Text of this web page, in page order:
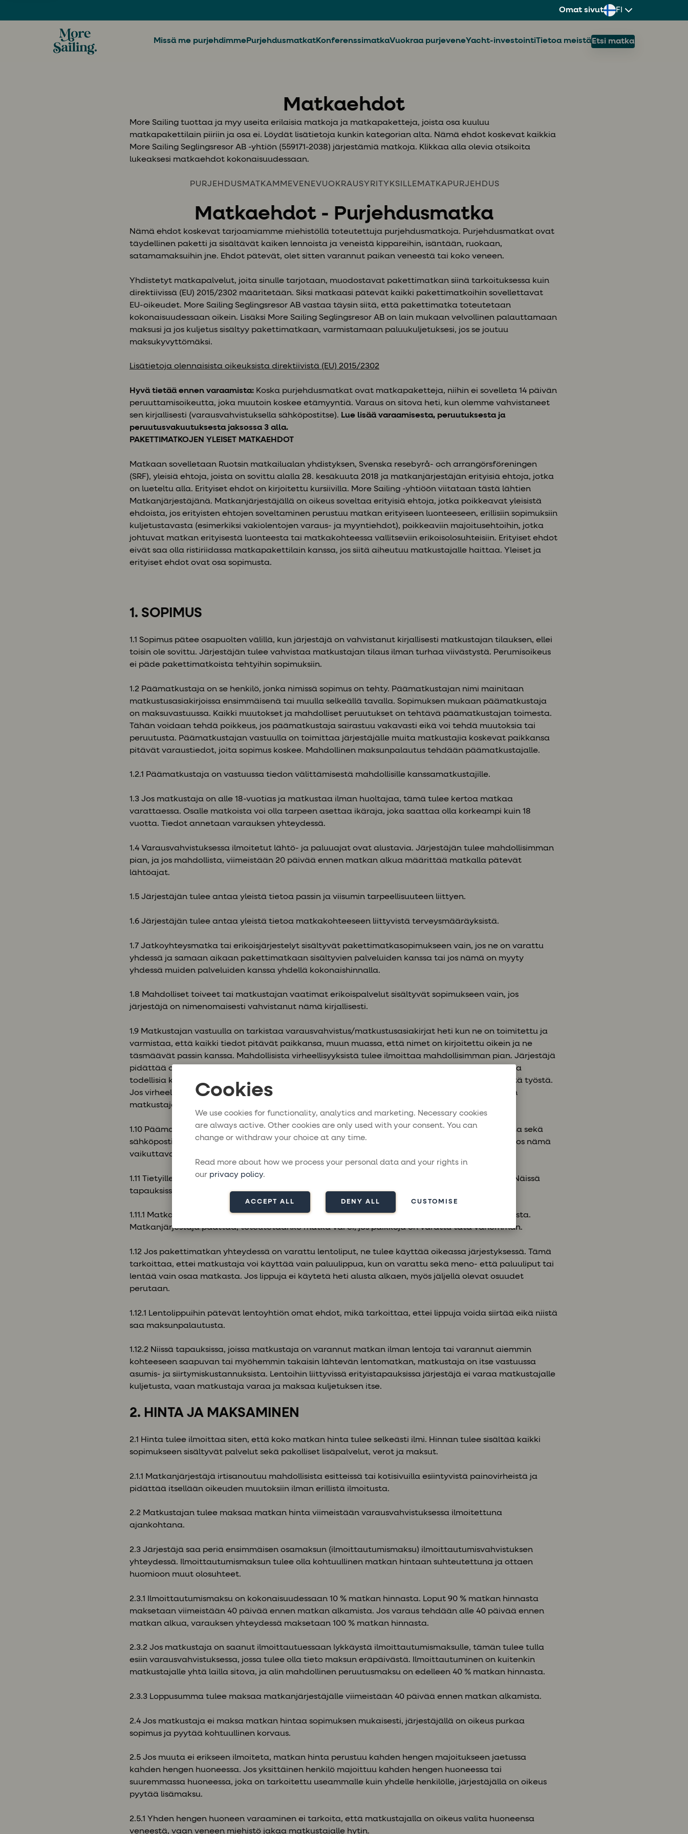
Cookies
We use cookies for functionality, analytics and marketing. Necessary cookies
are always active. Other cookies are only used with your consent. You can
change or withdraw your choice at any time.
Read more about how we process your personal data and your rights in
our privacy policy.
ACCEPT ALL DENY ALL CUSTOMISE
Omat sivut FI
Missä me purjehdimmePurjehdusmatkatKonferenssimatkaVuokraa purjeveneYacht-investointiTietoa meistä Etsi matka
Matkaehdot
More Sailing tuottaa ja myy useita erilaisia matkoja ja matkapaketteja, joista osa kuuluu
matkapakettilain piiriin ja osa ei. Löydät lisätietoja kunkin kategorian alta. Nämä ehdot koskevat kaikkia
More Sailing Seglingsresor AB -yhtiön (559171-2038) järjestämiä matkoja. Klikkaa alla olevia otsikoita
lukeaksesi matkaehdot kokonaisuudessaan.
PURJEHDUSMATKAMMEVENEVUOKRAUSYRITYKSILLEMATKAPURJEHDUS
Matkaehdot - Purjehdusmatka
Nämä ehdot koskevat tarjoamiamme miehistöllä toteutettuja purjehdusmatkoja. Purjehdusmatkat ovat
täydellinen paketti ja sisältävät kaiken lennoista ja veneistä kippareihin, isäntään, ruokaan,
satamamaksuihin jne. Ehdot pätevät, olet sitten varannut paikan veneestä tai koko veneen.
Yhdistetyt matkapalvelut, joita sinulle tarjotaan, muodostavat pakettimatkan siinä tarkoituksessa kuin
direktiivissä (EU) 2015/2302 määritetään. Siksi matkaasi pätevät kaikki pakettimatkoihin sovellettavat
EU-oikeudet. More Sailing Seglingsresor AB vastaa täysin siitä, että pakettimatka toteutetaan
kokonaisuudessaan oikein. Lisäksi More Sailing Seglingsresor AB on lain mukaan velvollinen palauttamaan
maksusi ja jos kuljetus sisältyy pakettimatkaan, varmistamaan paluukuljetuksesi, jos se joutuu
maksukyvyttömäksi.
Lisätietoja olennaisista oikeuksista direktiivistä (EU) 2015/2302
Hyvä tietää ennen varaamista: Koska purjehdusmatkat ovat matkapaketteja, niihin ei sovelleta 14 päivän
peruuttamisoikeutta, joka muutoin koskee etämyyntiä. Varaus on sitova heti, kun olemme vahvistaneet
sen kirjallisesti (varausvahvistuksella sähköpostitse). Lue lisää varaamisesta, peruutuksesta ja
peruutusvakuutuksesta jaksossa 3 alla.
PAKETTIMATKOJEN YLEISET MATKAEHDOT
Matkaan sovelletaan Ruotsin matkailualan yhdistyksen, Svenska resebyrå- och arrangörsföreningen
(SRF), yleisiä ehtoja, joista on sovittu alalla 28. kesäkuuta 2018 ja matkanjärjestäjän erityisiä ehtoja, jotka
on lueteltu alla. Erityiset ehdot on kirjoitettu kursiivilla. More Sailing -yhtiöön viitataan tästä lähtien
Matkanjärjestäjänä. Matkanjärjestäjällä on oikeus soveltaa erityisiä ehtoja, jotka poikkeavat yleisistä
ehdoista, jos erityisten ehtojen soveltaminen perustuu matkan erityiseen luonteeseen, erillisiin sopimuksiin
kuljetustavasta (esimerkiksi vakiolentojen varaus- ja myyntiehdot), poikkeaviin majoitusehtoihin, jotka
johtuvat matkan erityisestä luonteesta tai matkakohteessa vallitseviin erikoisolosuhteisiin. Erityiset ehdot
eivät saa olla ristiriidassa matkapakettilain kanssa, jos siitä aiheutuu matkustajalle haittaa. Yleiset ja
erityiset ehdot ovat osa sopimusta.
1. SOPIMUS
1.1 Sopimus pätee osapuolten välillä, kun järjestäjä on vahvistanut kirjallisesti matkustajan tilauksen, ellei
toisin ole sovittu. Järjestäjän tulee vahvistaa matkustajan tilaus ilman turhaa viivästystä. Perumisoikeus
ei päde pakettimatkoista tehtyihin sopimuksiin.
1.2 Päämatkustaja on se henkilö, jonka nimissä sopimus on tehty. Päämatkustajan nimi mainitaan
matkustusasiakirjoissa ensimmäisenä tai muulla selkeällä tavalla. Sopimuksen mukaan päämatkustaja
on maksuvastuussa. Kaikki muutokset ja mahdolliset peruutukset on tehtävä päämatkustajan toimesta.
Tähän voidaan tehdä poikkeus, jos päämatkustaja sairastuu vakavasti eikä voi tehdä muutoksia tai
peruutusta. Päämatkustajan vastuulla on toimittaa järjestäjälle muita matkustajia koskevat paikkansa
pitävät varaustiedot, joita sopimus koskee. Mahdollinen maksunpalautus tehdään päämatkustajalle.
1.2.1 Päämatkustaja on vastuussa tiedon välittämisestä mahdollisille kanssamatkustajille.
1.3 Jos matkustaja on alle 18-vuotias ja matkustaa ilman huoltajaa, tämä tulee kertoa matkaa
varattaessa. Osalle matkoista voi olla tarpeen asettaa ikäraja, joka saattaa olla korkeampi kuin 18
vuotta. Tiedot annetaan varauksen yhteydessä.
1.4 Varausvahvistuksessa ilmoitetut lähtö- ja paluuajat ovat alustavia. Järjestäjän tulee mahdollisimman
pian, ja jos mahdollista, viimeistään 20 päivää ennen matkan alkua määrittää matkalla pätevät
lähtöajat.
1.5 Järjestäjän tulee antaa yleistä tietoa passin ja viisumin tarpeellisuuteen liittyen.
1.6 Järjestäjän tulee antaa yleistä tietoa matkakohteeseen liittyvistä terveysmääräyksistä.
1.7 Jatkoyhteysmatka tai erikoisjärjestelyt sisältyvät pakettimatkasopimukseen vain, jos ne on varattu
yhdessä ja samaan aikaan pakettimatkaan sisältyvien palveluiden kanssa tai jos nämä on myyty
yhdessä muiden palveluiden kanssa yhdellä kokonaishinnalla.
1.8 Mahdolliset toiveet tai matkustajan vaatimat erikoispalvelut sisältyvät sopimukseen vain, jos
järjestäjä on nimenomaisesti vahvistanut nämä kirjallisesti.
1.9 Matkustajan vastuulla on tarkistaa varausvahvistus/matkustusasiakirjat heti kun ne on toimitettu ja
varmistaa, että kaikki tiedot pitävät paikkansa, muun muassa, että nimet on kirjoitettu oikein ja ne
täsmäävät passin kanssa. Mahdollisista virheellisyyksistä tulee ilmoittaa mahdollisimman pian. Järjestäjä
pidättää oikeuden veloittaa maksun, joka vastaa virheellisten tietojen korjaamisesta aiheutuvia
todellisia kustannuksia, sekä kohtuullisen korvauksen korjaamisesta aiheutuvasta ylimääräisestä työstä.
Jos virheellisyys johtuu järjestäjästä tai tämän nimeämästä henkilöstä, asia tulee oikaista ilman
matkustajalle aiheutuvia lisäkustannuksia.
1.10 Päämatkustajan tulee ilmoittaa järjestäjälle välittömästi mahdollisista osoitteenmuutoksista sekä
sähköpostiosoitteen ja puhelinnumeron muutoksista, kuten myös muiden tietojen muutoksista, jos nämä
vaikuttavat järjestäjän mahdollisuuksiin saada yhteys matkustajaan.
1.11 Tietyille matkoille vaaditaan vähimmäismäärä osallistujia, jotta matka voidaan toteuttaa. Näissä
tapauksissa asia kerrotaan matkustajalle selkeästi viimeistään varauksen yhteydessä.
1.11.1 Matkan toteutuminen edellyttää vähimmäisosallistujamäärää, joka on 60 % aluksen paikoista.
Matkanjärjestäjä päättää, toteutetaanko matka vai ei, jos paikkoja on varattu tätä vähemmän.
1.12 Jos pakettimatkan yhteydessä on varattu lentoliput, ne tulee käyttää oikeassa järjestyksessä. Tämä
tarkoittaa, ettei matkustaja voi käyttää vain paluulippua, kun on varattu sekä meno- että paluuliput tai
lentää vain osaa matkasta. Jos lippuja ei käytetä heti alusta alkaen, myös jäljellä olevat osuudet
perutaan.
1.12.1 Lentolippuihin pätevät lentoyhtiön omat ehdot, mikä tarkoittaa, ettei lippuja voida siirtää eikä niistä
saa maksunpalautusta.
1.12.2 Niissä tapauksissa, joissa matkustaja on varannut matkan ilman lentoja tai varannut aiemmin
kohteeseen saapuvan tai myöhemmin takaisin lähtevän lentomatkan, matkustaja on itse vastuussa
asumis- ja siirtymiskustannuksista. Lentoihin liittyvissä erityistapauksissa järjestäjä ei varaa matkustajalle
kuljetusta, vaan matkustaja varaa ja maksaa kuljetuksen itse.
2. HINTA JA MAKSAMINEN
2.1 Hinta tulee ilmoittaa siten, että koko matkan hinta tulee selkeästi ilmi. Hinnan tulee sisältää kaikki
sopimukseen sisältyvät palvelut sekä pakolliset lisäpalvelut, verot ja maksut.
2.1.1 Matkanjärjestäjä irtisanoutuu mahdollisista esitteissä tai kotisivuilla esiintyvistä painovirheistä ja
pidättää itsellään oikeuden muutoksiin ilman erillistä ilmoitusta.
2.2 Matkustajan tulee maksaa matkan hinta viimeistään varausvahvistuksessa ilmoitettuna
ajankohtana.
2.3 Järjestäjä saa periä ensimmäisen osamaksun (ilmoittautumismaksu) ilmoittautumisvahvistuksen
yhteydessä. Ilmoittautumismaksun tulee olla kohtuullinen matkan hintaan suhteutettuna ja ottaen
huomioon muut olosuhteet.
2.3.1 Ilmoittautumismaksu on kokonaisuudessaan 10 % matkan hinnasta. Loput 90 % matkan hinnasta
maksetaan viimeistään 40 päivää ennen matkan alkamista. Jos varaus tehdään alle 40 päivää ennen
matkan alkua, varauksen yhteydessä maksetaan 100 % matkan hinnasta.
2.3.2 Jos matkustaja on saanut ilmoittautuessaan lykkäystä ilmoittautumismaksulle, tämän tulee tulla
esiin varausvahvistuksessa, jossa tulee olla tieto maksun eräpäivästä. Ilmoittautuminen on kuitenkin
matkustajalle yhtä lailla sitova, ja alin mahdollinen peruutusmaksu on edelleen 40 % matkan hinnasta.
2.3.3 Loppusumma tulee maksaa matkanjärjestäjälle viimeistään 40 päivää ennen matkan alkamista.
2.4 Jos matkustaja ei maksa matkan hintaa sopimuksen mukaisesti, järjestäjällä on oikeus purkaa
sopimus ja pyytää kohtuullinen korvaus.
2.5 Jos muuta ei erikseen ilmoiteta, matkan hinta perustuu kahden hengen majoitukseen jaetussa
kahden hengen huoneessa. Jos yksittäinen henkilö majoittuu kahden hengen huoneessa tai
suuremmassa huoneessa, joka on tarkoitettu useammalle kuin yhdelle henkilölle, järjestäjällä on oikeus
pyytää lisämaksu.
2.5.1 Yhden hengen huoneen varaaminen ei tarkoita, että matkustajalla on oikeus valita huoneensa
veneestä, vaan veneen miehistö jakaa matkustajalle hytin.